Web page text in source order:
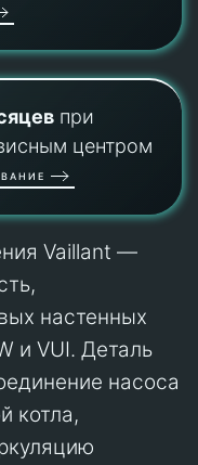
при
центром
Vaillant —
настенных
и VUI. Деталь
насоса
котла,